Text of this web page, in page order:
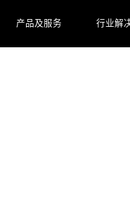
产品及服务 行业解